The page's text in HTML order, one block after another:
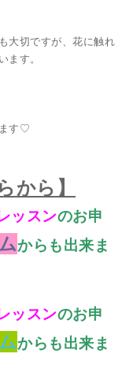
大切ですが、花に触れ
ます。
す♡
から】
ッスンのお申
からも出来ま
ッスンのお申
からも出来ま